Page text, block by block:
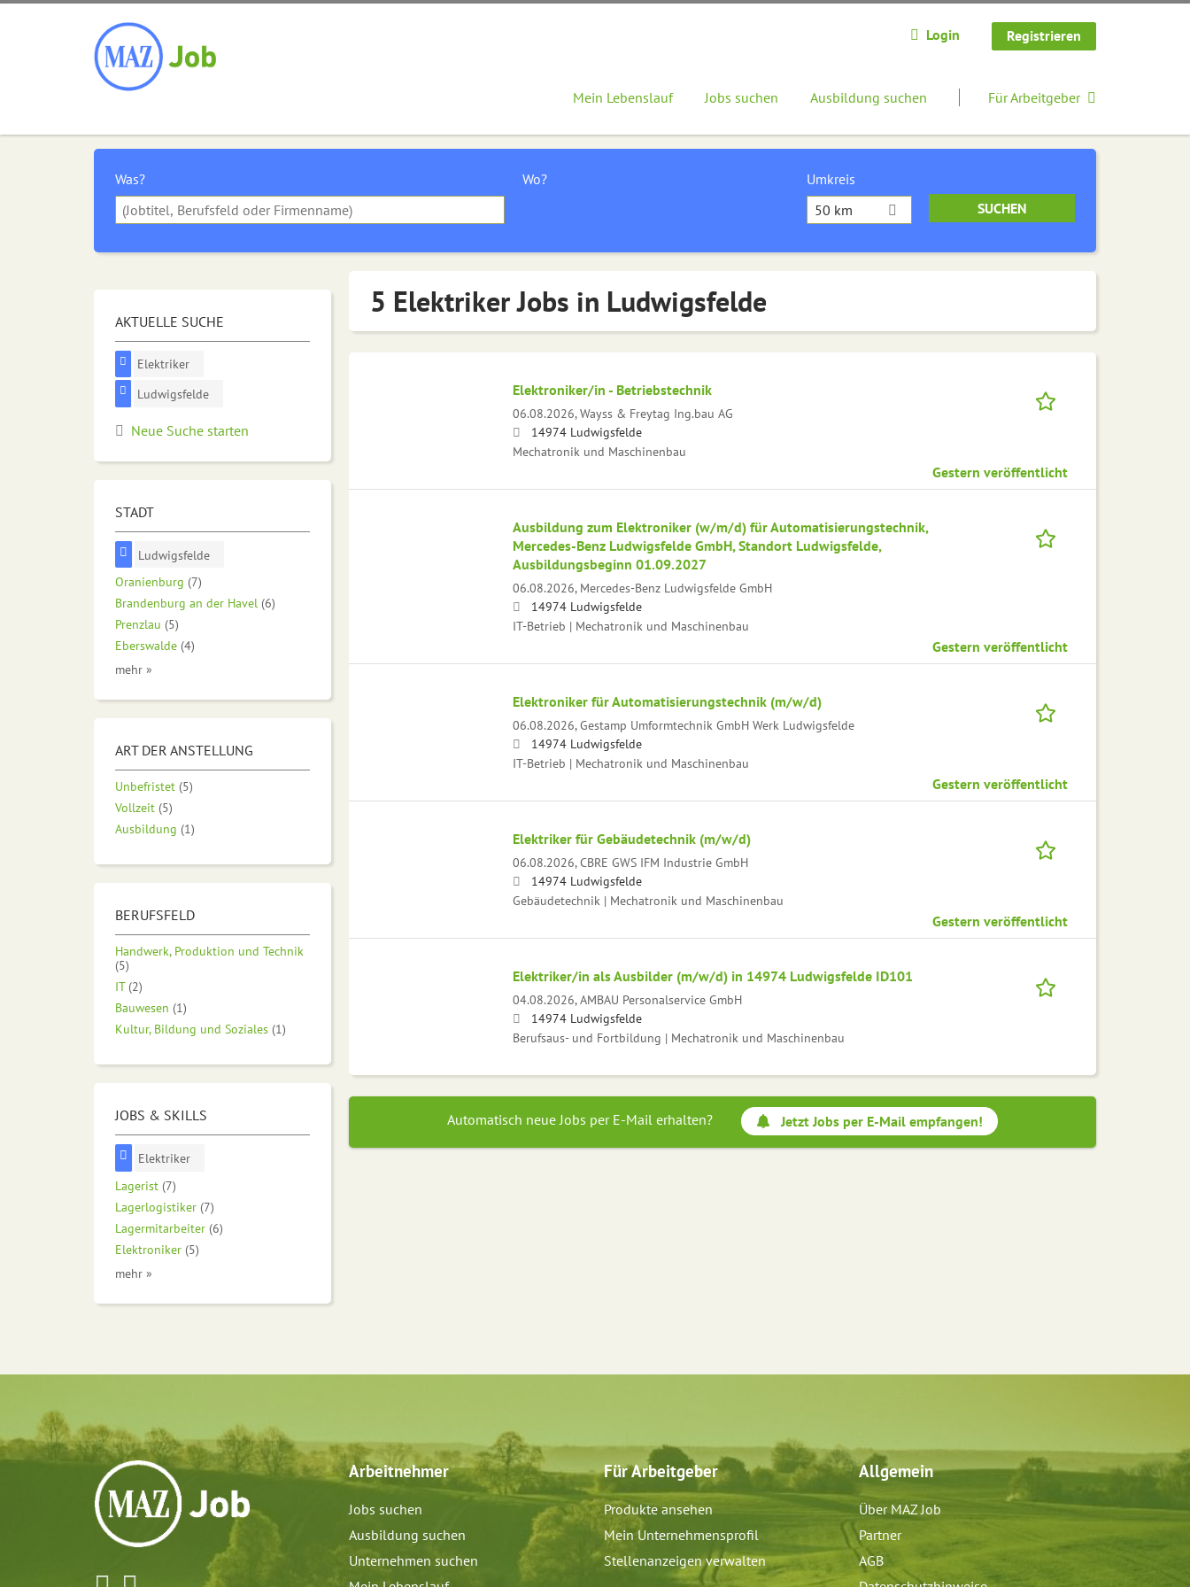
Login Registrieren
Mein Lebenslauf Jobs suchen Ausbildung suchen Für Arbeitgeber
Was? Wo?
Umkreis
50 km
5 Elektriker Jobs in Ludwigsfelde
Elektroniker/in - Betriebstechnik
06.08.2026,Wayss & Freytag Ing.bau AG
14974 Ludwigsfelde
Mechatronik und Maschinenbau
Gestern veröffentlicht
Ausbildung zum Elektroniker (w/m/d) für Automatisierungstechnik,
Mercedes-Benz Ludwigsfelde GmbH, Standort Ludwigsfelde,
Ausbildungsbeginn 01.09.2027
06.08.2026, Mercedes-Benz Ludwigsfelde GmbH
14974 Ludwigsfelde
IT-Betrieb | Mechatronik und Maschinenbau
Gestern veröffentlicht
Elektroniker für Automatisierungstechnik (m/w/d)
06.08.2026,Gestamp Umformtechnik GmbH Werk Ludwigsfelde
14974 Ludwigsfelde
IT-Betrieb | Mechatronik und Maschinenbau
Gestern veröffentlicht
Elektriker für Gebäudetechnik (m/w/d)
06.08.2026,CBRE GWS IFM Industrie GmbH
14974 Ludwigsfelde
Gebäudetechnik | Mechatronik und Maschinenbau
Gestern veröffentlicht
Elektriker/in als Ausbilder (m/w/d) in 14974 Ludwigsfelde ID101
04.08.2026,AMBAU Personalservice GmbH
14974 Ludwigsfelde
Berufsaus- und Fortbildung | Mechatronik und Maschinenbau
Automatisch neue Jobs per E-Mail erhalten? Jetzt Jobs per E-Mail empfangen!
AKTUELLE SUCHE
Elektriker
Ludwigsfelde
Neue Suche starten
STADT
Ludwigsfelde
Oranienburg (7)
Brandenburg an der Havel (6)
Prenzlau (5)
Eberswalde (4)
mehr »
ART DER ANSTELLUNG
Unbefristet (5)
Vollzeit (5)
Ausbildung (1)
BERUFSFELD
Handwerk, Produktion und Technik
(5)
IT (2)
Bauwesen (1)
Kultur, Bildung und Soziales (1)
JOBS & SKILLS
Elektriker
Lagerist (7)
Lagerlogistiker (7)
Lagermitarbeiter (6)
Elektroniker (5)
mehr »
Arbeitnehmer
Jobs suchen
Ausbildung suchen
Unternehmen suchen
Für Arbeitgeber
Produkte ansehen
Mein Unternehmensprofil
Stellenanzeigen verwalten
Allgemein
Über MAZ Job
Partner
AGB